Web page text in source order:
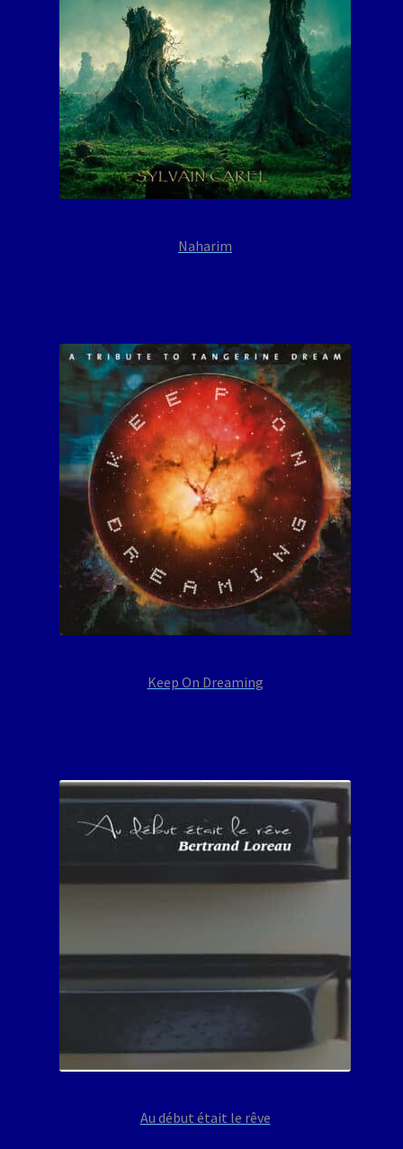
Naharim
Keep On Dreaming
Au début était le rêve